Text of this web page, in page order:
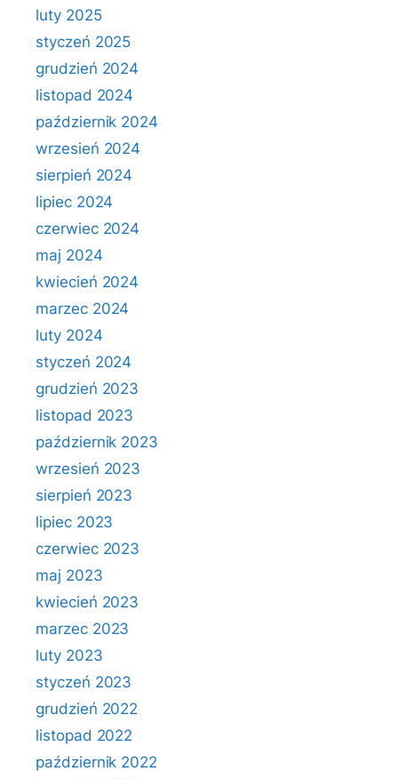
luty 2025
styczeń 2025
grudzień 2024
listopad 2024
październik 2024
wrzesień 2024
sierpień 2024
lipiec 2024
czerwiec 2024
maj 2024
kwiecień 2024
marzec 2024
luty 2024
styczeń 2024
grudzień 2023
listopad 2023
październik 2023
wrzesień 2023
sierpień 2023
lipiec 2023
czerwiec 2023
maj 2023
kwiecień 2023
marzec 2023
luty 2023
styczeń 2023
grudzień 2022
listopad 2022
październik 2022